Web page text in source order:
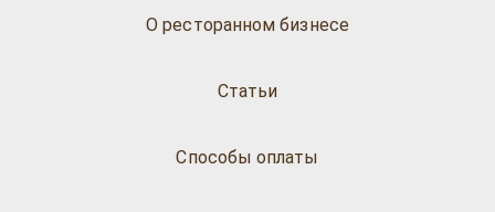
О ресторанном бизнесе
Статьи
Способы оплаты